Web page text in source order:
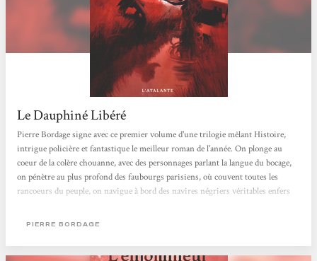
Le Dauphiné Libéré
Pierre Bordage signe avec ce premier volume d'une trilogie mêlant Histoire,
intrigue policière et fantastique le meilleur roman de l'année. On plonge au
coeur de la colère chouanne, avec des personnages parlant la langue du bocage,
on pénètre au plus profond des faubourgs parisiens, où couvent toutes les
rancoeurs du peuple, on navigue à bord des navires négriers véritables enfers
par le souffle de l'époque... Pierre Bordage, comme Alexandre Dumas ou Paul
PIERRE BORDAGE